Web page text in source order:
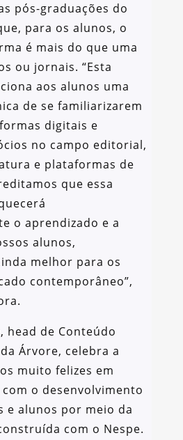
pós-graduações do
para os alunos, o
é mais do que uma
ou jornais. “Esta
aos alunos uma
de se familiarizarem
digitais e
no campo editorial,
e plataformas de
que essa
o aprendizado e a
alunos,
melhor para os
contemporâneo”,
head de Conteúdo
Árvore, celebra a
muito felizes em
o desenvolvimento
e alunos por meio da
com o Nespe.